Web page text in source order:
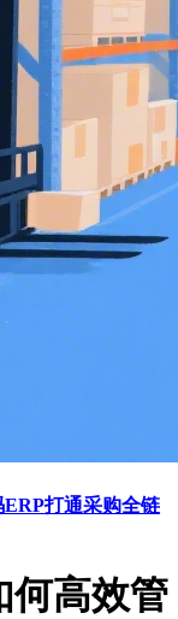
打通采购全链
何高效管